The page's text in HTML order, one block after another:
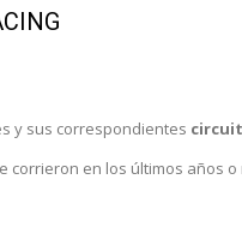
y sus correspondientes
corrieron en los últimos años